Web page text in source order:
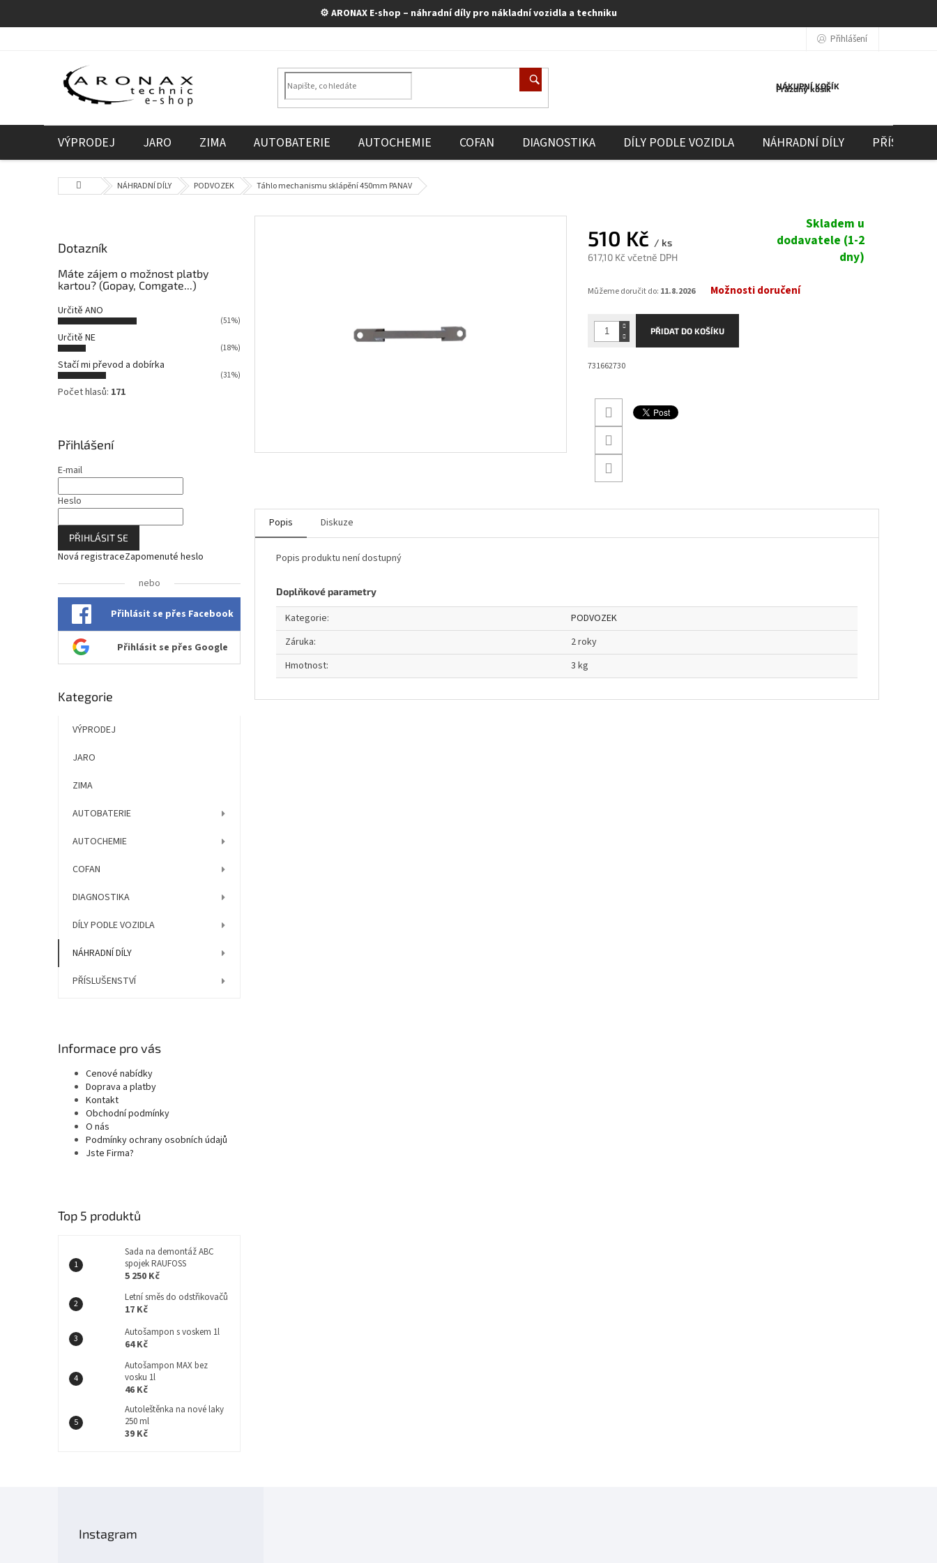
⚙️ ARONAX E-shop – náhradní díly pro nákladní vozidla a techniku
Přihlášení
NÁKUPNÍ KOŠÍK
Prázdný košík
VÝPRODEJ JARO ZIMA AUTOBATERIE AUTOCHEMIE COFAN DIAGNOSTIKA DÍLY PODLE VOZIDLA NÁHRADNÍ DÍLY
Domů NÁHRADNÍ DÍLY PODVOZEK Táhlo mechanismu sklápění 450mm PANAV
s
t
r
n
n
í
p
a
n
Dotazník
Máte zájem o možnost platby
kartou? (Gopay, Comgate...)
Určitě ANO
(51%)
Určitě NE
(18%)
Stačí mi převod a dobírka
(31%)
Počet hlasů: 171
Přihlášení
E-mail
Heslo
PŘIHLÁSIT SE
Nová registraceZapomenuté heslo
nebo
Přihlásit se přes Facebook
Přihlásit se přes Google
Přeskočit
Kategorie
VÝPRODEJ
JARO
ZIMA
AUTOBATERIE
AUTOCHEMIE
COFAN
DIAGNOSTIKA
DÍLY PODLE VOZIDLA
NÁHRADNÍ DÍLY
PŘÍSLUŠENSTVÍ
Informace pro vás
Cenové nabídky
Doprava a platby
Kontakt
Obchodní podmínky
O nás
Podmínky ochrany osobních údajů
Jste Firma?
Top 5 produktů
Sada na demontáž ABC
spojek RAUFOSS
5 250 Kč
Letní směs do odstřikovačů
17 Kč
Autošampon s voskem 1l
64 Kč
Autošampon MAX bez
vosku 1l
46 Kč
Autoleštěnka na nové laky
250 ml
39 Kč
510 Kč / ks
617,10 Kč včetně DPH
cena:
Skladem u
dodavatele (1-2
dny)
Můžeme doručit do: 11.8.2026 Možnosti doručení
PŘIDAT DO KOŠÍKU
731662730
Popis Diskuze
Popis produktu není dostupný
Doplňkové parametry
Kategorie:
PODVOZEK
Záruka:
2 roky
Hmotnost: 3 kg
Instagram